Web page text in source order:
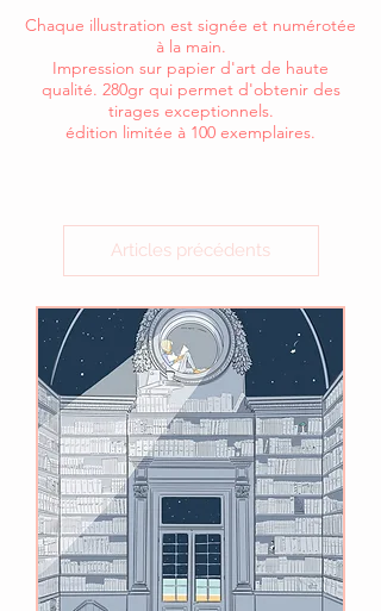
Chaque illustration est signée et numérotée
à la main.
Impression sur papier d'art de haute
qualité. 280gr qui permet d'obtenir des
tirages exceptionnels.
édition limitée à 100 exemplaires.
Articles précédents